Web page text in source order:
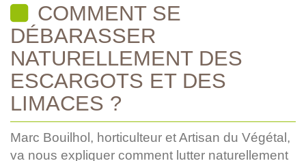
COMMENT SE
DÉBARASSER
NATURELLEMENT DES
ESCARGOTS ET DES
LIMACES ?
Marc Bouilhol, horticulteur et Artisan du Végétal,
va nous expliquer comment lutter naturellement